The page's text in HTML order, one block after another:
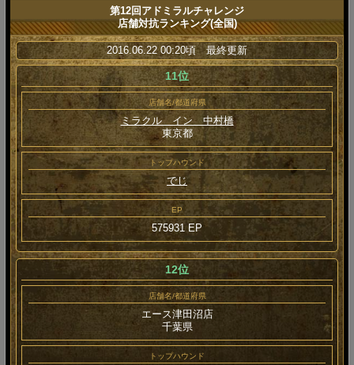
第12回アドミラルチャレンジ
店舗対抗ランキング(全国)
2016.06.22 00:20頃 最終更新
11位
店舗名/都道府県
ミラクル イン 中村橋
東京都
トップハウンド
でじ
EP
575931 EP
12位
店舗名/都道府県
エース津田沼店
千葉県
トップハウンド